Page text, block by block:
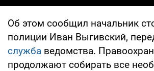
Об этом сообщил начальник
полиции Иван Выгивский,
служба ведомства.
продолжают собирать все